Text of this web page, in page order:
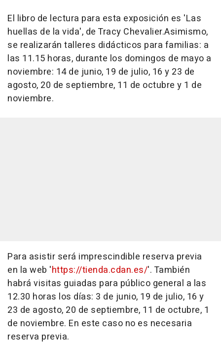
El libro de lectura para esta exposición es 'Las
huellas de la vida', de Tracy Chevalier.Asimismo,
se realizarán talleres didácticos para familias: a
las 11.15 horas, durante los domingos de mayo a
noviembre: 14 de junio, 19 de julio, 16 y 23 de
agosto, 20 de septiembre, 11 de octubre y 1 de
noviembre.
Para asistir será imprescindible reserva previa
en la web 'https://tienda.cdan.es/'. También
habrá visitas guiadas para público general a las
12.30 horas los días: 3 de junio, 19 de julio, 16 y
23 de agosto, 20 de septiembre, 11 de octubre, 1
de noviembre. En este caso no es necesaria
reserva previa.